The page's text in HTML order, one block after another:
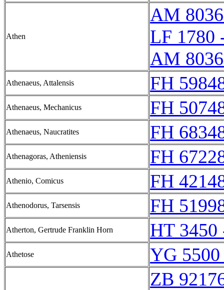
Athen
AM
LF 1780
AM
Athenaeus, Attalensis FH
Athenaeus, Mechanicus FH
Athenaeus, Naucratites FH
Athenagoras, Atheniensis FH
Athenio, Comicus FH
Athenodorus, Tarsensis FH
Atherton, Gertrude Franklin Horn HT 3450
Athetose
YG
ZB